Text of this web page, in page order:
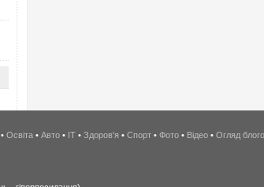
• Освіта • Авто • IT • Здоров'я • Спорт • Фото • Відео • Огляд